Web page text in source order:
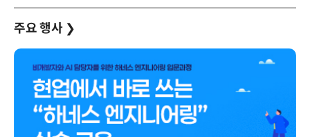
주요 행사 ❯